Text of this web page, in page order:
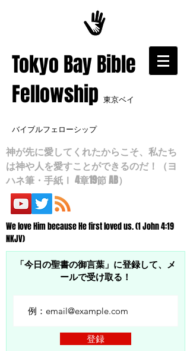
​Tokyo Bay Bible
Fellowship 東京ベイ
バイブルフェローシップ
神が先に愛してくれたからこそ、私たち
は神や人を愛すことができるのだ！（ヨ
ハネ筆・手紙Ⅰ 4章19節 AB）
We love Him because He first loved us. (1 John 4:19
NKJV)
「今日の聖書の御言葉」に登録して、メ
ールで受け取る！
登録